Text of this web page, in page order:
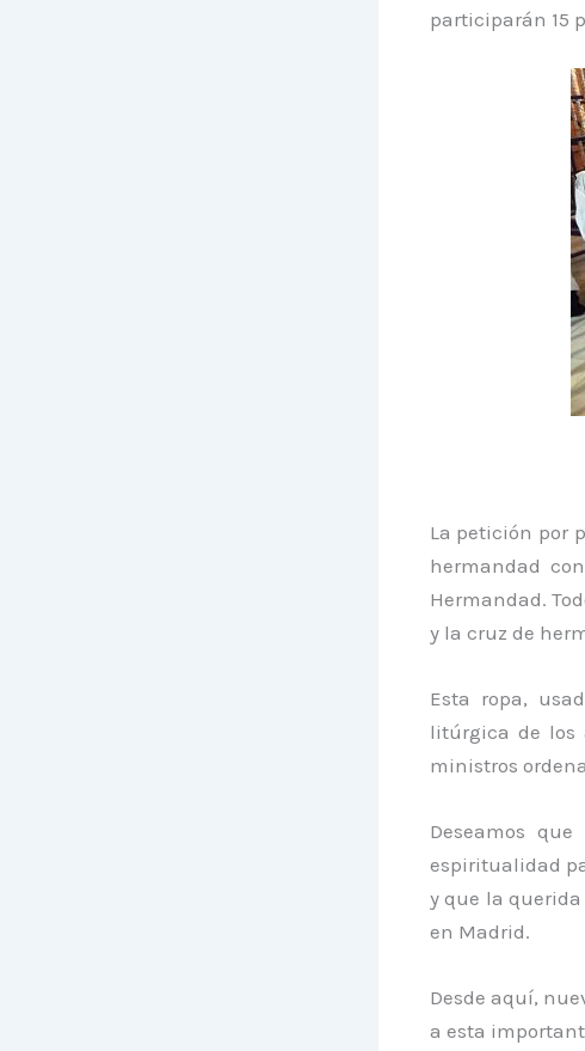
participarán 15
La petición por
hermandad
Hermandad.
y la cruz de
Esta ropa,
litúrgica de los
ministros
Deseamos
espiritualidad
y que la
en Madrid.
Desde aquí,
a esta